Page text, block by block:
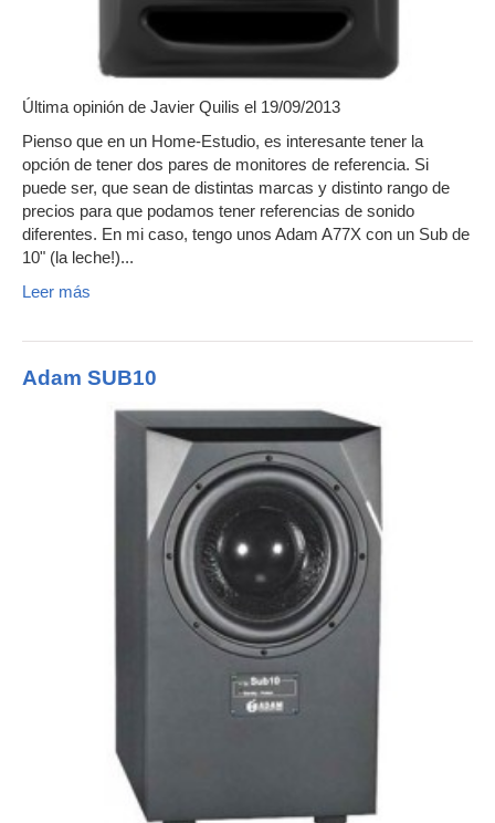
Última opinión de Javier Quilis el 19/09/2013
Pienso que en un Home-Estudio, es interesante tener la
opción de tener dos pares de monitores de referencia. Si
puede ser, que sean de distintas marcas y distinto rango de
precios para que podamos tener referencias de sonido
diferentes. En mi caso, tengo unos Adam A77X con un Sub de
10" (la leche!)...
Leer más
Adam SUB10